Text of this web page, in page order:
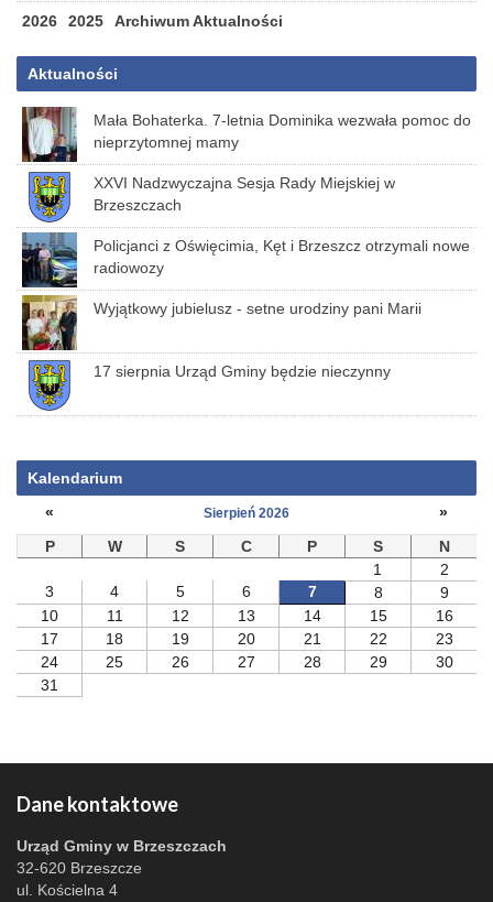
2026 2025 Archiwum Aktualności
Aktualności
Mała Bohaterka. 7-letnia Dominika wezwała pomoc do
nieprzytomnej mamy
XXVI Nadzwyczajna Sesja Rady Miejskiej w
Brzeszczach
Policjanci z Oświęcimia, Kęt i Brzeszcz otrzymali nowe
radiowozy
Wyjątkowy jubielusz - setne urodziny pani Marii
17 sierpnia Urząd Gminy będzie nieczynny
Kalendarium
«
Sierpień 2026
»
P
W S C P S
N
1
2
3
4 5 6 7 8
9
10
11 12 13 14 15
16
17
18 19 20 21 22
23
24
25 26 27 28 29
30
31
Dane kontaktowe
Urząd Gminy w Brzeszczach
32-620 Brzeszcze
ul. Kościelna 4